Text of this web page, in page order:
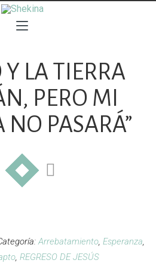
Y LA TIERRA
PERO MI
NO PASARÁ”
Arrebatamiento, Esperanza,
, REGRESO DE JESÚS